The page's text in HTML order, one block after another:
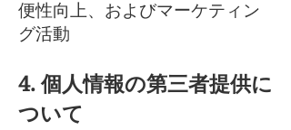
便性向上、およびマーケティン
グ活動
4. 個人情報の第三者提供に
ついて